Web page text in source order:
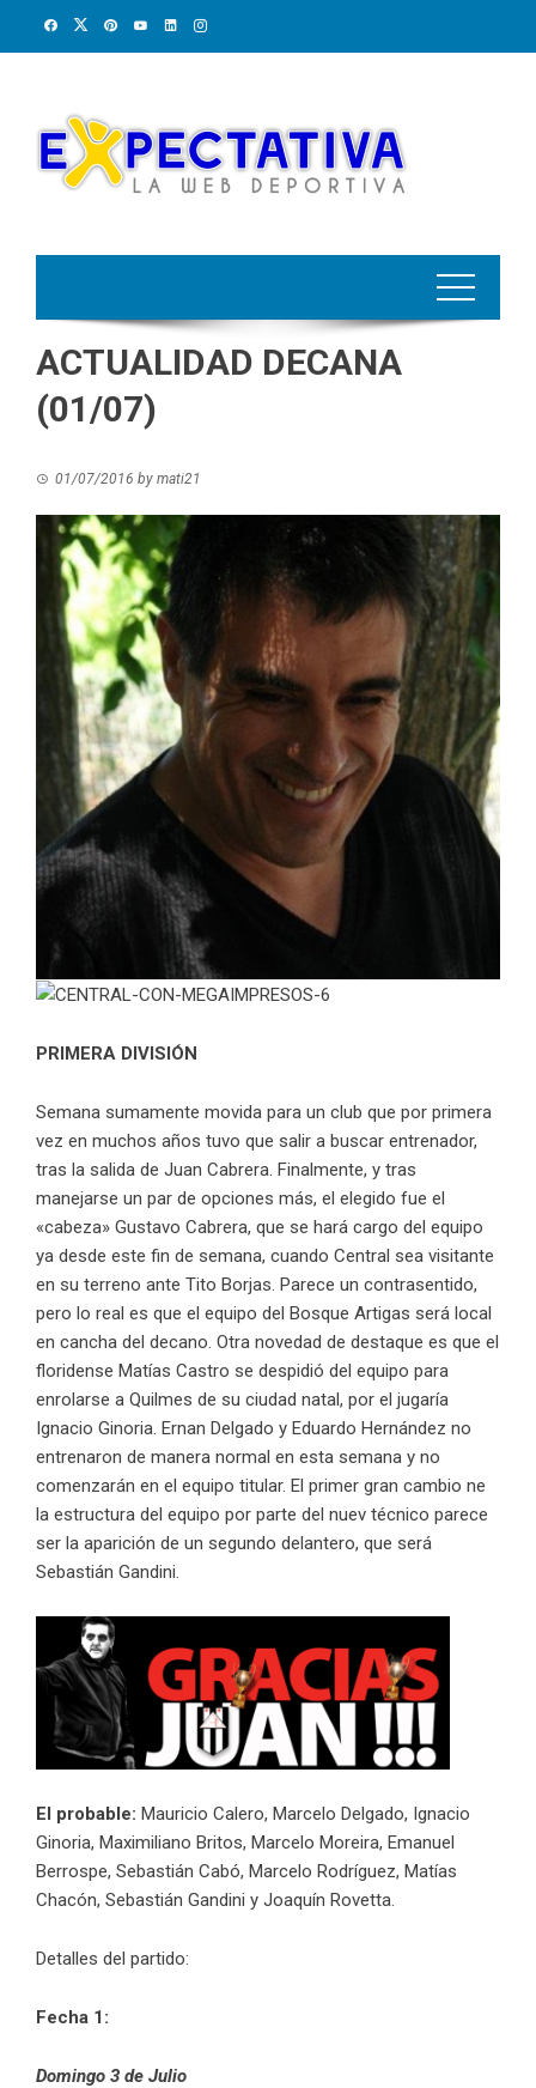
ACTUALIDAD DECANA
(01/07)
01/07/2016 by mati21
PRIMERA DIVISIÓN
Semana sumamente movida para un club que por primera
vez en muchos años tuvo que salir a buscar entrenador,
tras la salida de Juan Cabrera. Finalmente, y tras
manejarse un par de opciones más, el elegido fue el
«cabeza» Gustavo Cabrera, que se hará cargo del equipo
ya desde este fin de semana, cuando Central sea visitante
en su terreno ante Tito Borjas. Parece un contrasentido,
pero lo real es que el equipo del Bosque Artigas será local
en cancha del decano. Otra novedad de destaque es que el
floridense Matías Castro se despidió del equipo para
enrolarse a Quilmes de su ciudad natal, por el jugaría
Ignacio Ginoria. Ernan Delgado y Eduardo Hernández no
entrenaron de manera normal en esta semana y no
comenzarán en el equipo titular. El primer gran cambio ne
la estructura del equipo por parte del nuev técnico parece
ser la aparición de un segundo delantero, que será
Sebastián Gandini.
El probable: Mauricio Calero, Marcelo Delgado, Ignacio
Ginoria, Maximiliano Britos, Marcelo Moreira, Emanuel
Berrospe, Sebastián Cabó, Marcelo Rodríguez, Matías
Chacón, Sebastián Gandini y Joaquín Rovetta.
Detalles del partido:
Fecha 1:
Domingo 3 de Julio